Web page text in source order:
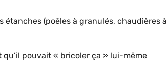
étanches (poêles à granulés, chaudières à
pouvait « bricoler ça » lui-même